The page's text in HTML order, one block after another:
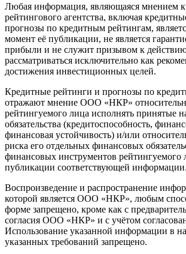
Любая информация, являющаяся мнением
рейтингового агентства, включая
прогнозы по кредитным рейтингам,
момент её публикации, не является
прибыли и не служит призывом к
рассматриваться исключительно как
достижения инвестиционных целей.
Кредитные рейтинги и прогнозы по
отражают мнение ООО «НКР»
рейтингуемого лица исполнять принятые
обязательства (кредитоспособность,
финансовая устойчивость) и/или
риска его отдельных финансовых
финансовых инструментов рейтингуемого
публикации соответствующей информации.
Воспроизведение и распространение
которой является ООО «НКР», любым
форме запрещено, кроме как с
согласия ООО «НКР» и с учётом
Использование указанной информации в
указанных требований запрещено.